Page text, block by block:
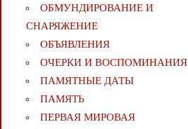
ОБМУНДИРОВАНИЕ И
СНАРЯЖЕНИЕ
ОБЪЯВЛЕНИЯ
ОЧЕРКИ И ВОСПОМИНАНИЯ
ПАМЯТНЫЕ ДАТЫ
ПАМЯТЬ
ПЕРВАЯ МИРОВАЯ